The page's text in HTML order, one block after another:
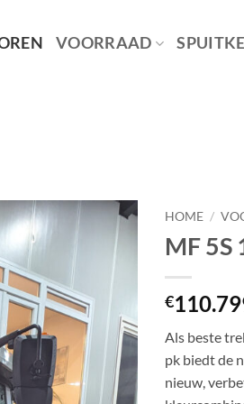
VOORRAAD
HOME /
MF 5S
€
Als beste
pk biedt de
nieuw,